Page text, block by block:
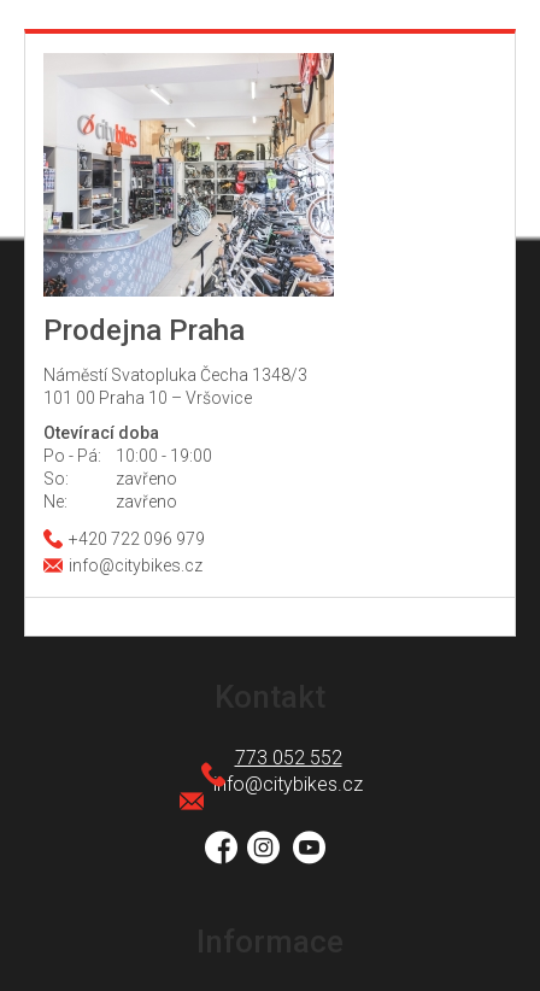
Prodejna Praha
Náměstí Svatopluka Čecha 1348/3
101 00 Praha 10 – Vršovice
Otevírací doba
Po - Pá:
10:00 - 19:00
So:
zavřeno
Ne:
zavřeno
+420 722 096 979
info@citybikes.cz
info@citybikes.cz
773 052 552